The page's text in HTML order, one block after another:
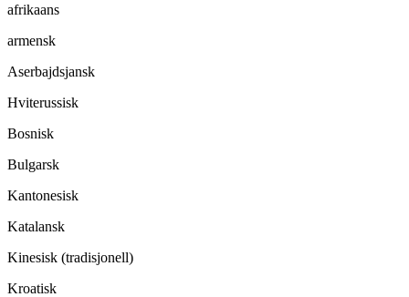
afrikaans
armensk
Aserbajdsjansk
Hviterussisk
Bosnisk
Bulgarsk
Kantonesisk
Katalansk
Kinesisk (tradisjonell)
Kroatisk